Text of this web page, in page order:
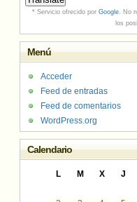
* Servicio ofrecido por Google. No
los
Menú
Acceder
Feed de entradas
Feed de comentarios
WordPress.org
Calendario
L M X J